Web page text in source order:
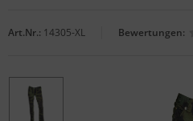
Art.Nr.: 14305-XL Bewertungen: